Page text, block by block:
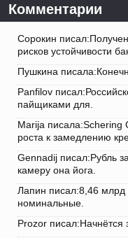
Комментарии
Сорокин
рисков устойчивости
Пушкина
Panfilov
пайщиками для.
Marija писала:Schering
роста к замедлению
Gennadij писал:Рубль
камеру она йога.
Лапин писал:8,46 млрд
номинальные.
Prozor писал:Начнётся